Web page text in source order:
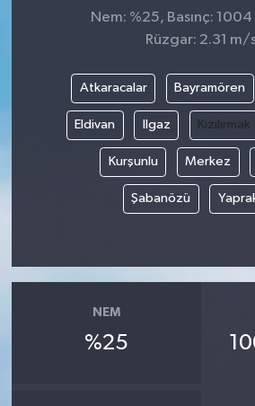
Nem: %25, Basınç: 1004
Rüzgar: 2.31 m/
Atkaracalar Bayramören
Eldivan Ilgaz Kızılırmak
Kurşunlu Merkez
Şabanözü
NEM
%25